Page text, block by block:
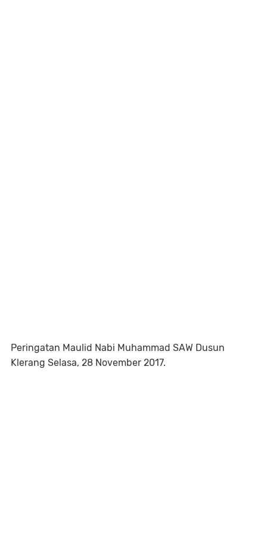
Peringatan Maulid Nabi Muhammad SAW Dusun
Klerang Selasa, 28 November 2017.